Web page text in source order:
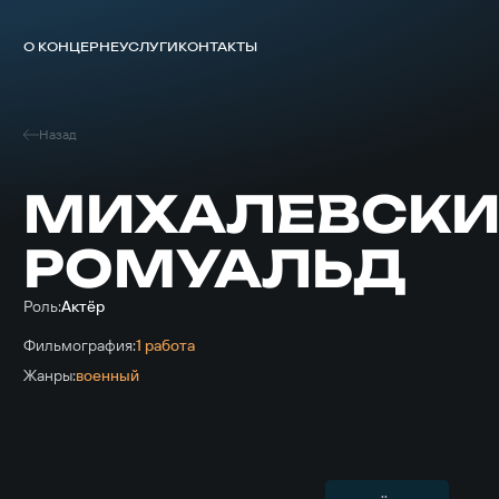
О КОНЦЕРНЕУСЛУГИКОНТАКТЫ
Назад
РОМУАЛЬД
Роль:Актёр
Фильмография:1 работа
Жанры:военный